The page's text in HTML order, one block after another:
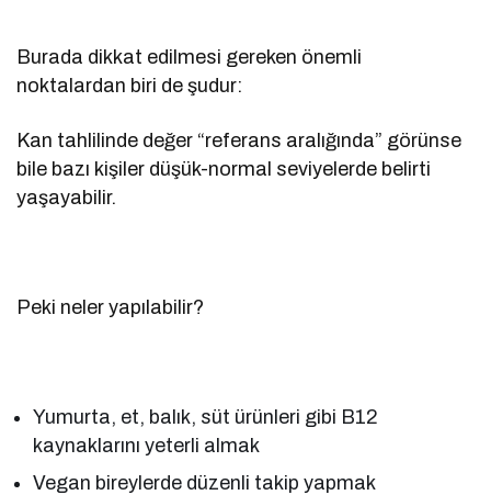
Burada dikkat edilmesi gereken önemli
noktalardan biri de şudur:
Kan tahlilinde değer “referans aralığında” görünse
bile bazı kişiler düşük-normal seviyelerde belirti
yaşayabilir.
Peki neler yapılabilir?
Yumurta, et, balık, süt ürünleri gibi B12
kaynaklarını yeterli almak
Vegan bireylerde düzenli takip yapmak